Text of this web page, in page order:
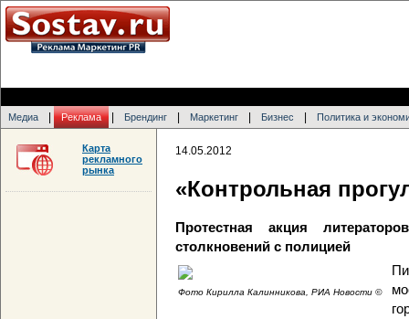
Медиа Реклама Брендинг Маркетинг Бизнес Политика и
14.05.2012
«Контрольная
Протестная акция
столкновений с полицией
Фото Кирилла Калинникова, РИА Новости ©
Карта
рекламного
рынка